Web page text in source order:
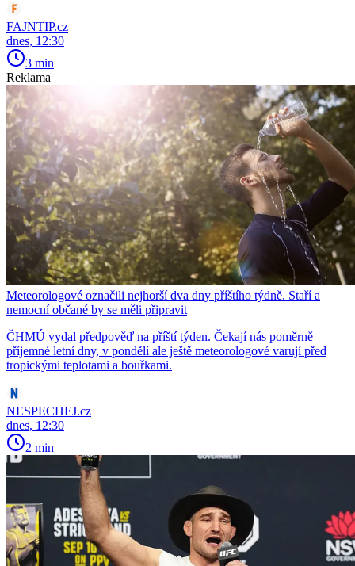
FAJNTIP.cz
dnes, 12:30
3 min
Reklama
Meteorologové označili nejhorší dva dny příštího týdně. Staří a
nemocní občané by se měli připravit
ČHMÚ vydal předpověď na příští týden. Čekají nás poměrně
příjemné letní dny, v pondělí ale ještě meteorologové varují před
tropickými teplotami a bouřkami.
NESPECHEJ.cz
dnes, 12:30
2 min